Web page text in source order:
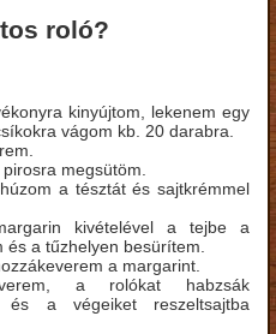
roló?
kinyújtom, lekenem egy
vágom kb. 20 darabra.
megsütöm.
a tésztát és sajtkrémmel
kivételével a tejbe a
a tűzhelyen besürítem.
a margarint.
a rolókat habzsák
és a végeiket reszeltsajtba